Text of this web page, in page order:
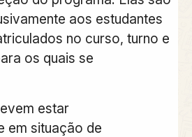
aos estudantes
no curso, turno e
os quais se
estar
em situação de